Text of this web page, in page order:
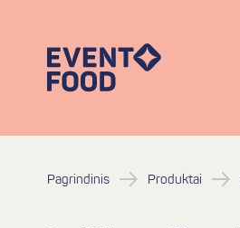
Pagrindinis Produktai